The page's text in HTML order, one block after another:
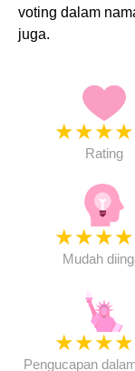
voting dalam
juga.
★★★★
Rating
★★★★
Mudah
★★★★
Pengucapan